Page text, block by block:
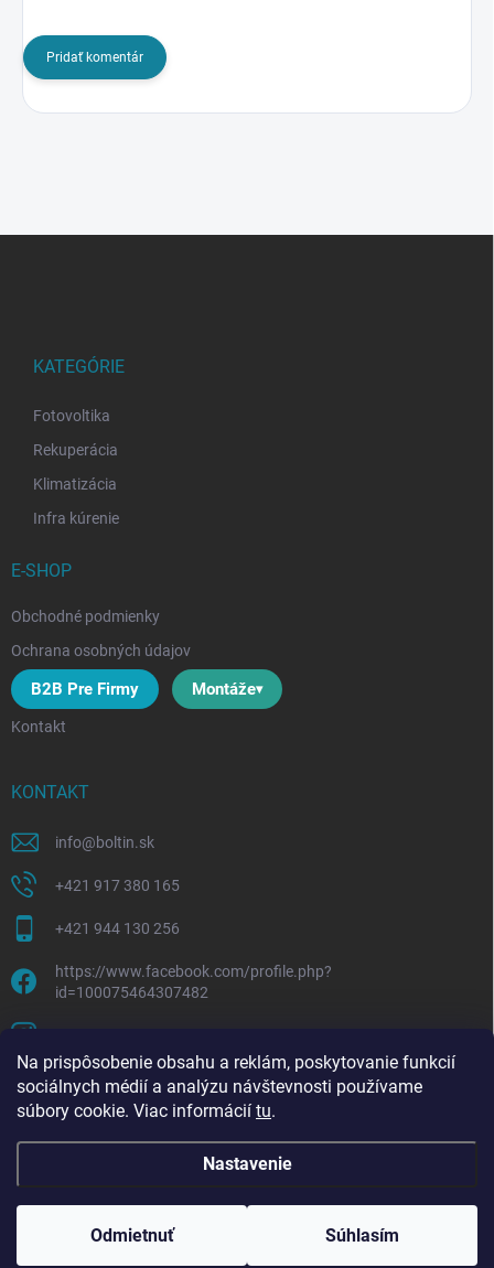
Na prispôsobenie obsahu a reklám, poskytovanie funkcií
sociálnych médií a analýzu návštevnosti používame
súbory cookie. Viac informácií tu.
Nastavenie
Odmietnuť Súhlasím
Pridať komentár
KATEGÓRIE
Fotovoltika
Rekuperácia
Klimatizácia
Infra kúrenie
E-SHOP
Obchodné podmienky
Ochrana osobných údajov
B2B Pre Firmy Montáže
Kontakt
KONTAKT
info@boltin.sk
+421 917 380 165
+421 944 130 256
https://www.facebook.com/profile.php?
id=100075464307482
Vytvoril Shoptet
Copyright 2026Boltin.sk. Všetky práva vyhradené.Upraviť nastavenie